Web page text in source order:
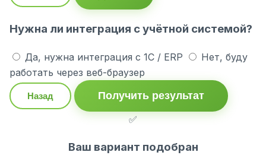
Нужна ли интеграция с учётной системой?
Да, нужна интеграция с 1С / ERP
Нет, буду
работать через веб-браузер
Назад
Получить результат
✅
Ваш вариант подобран